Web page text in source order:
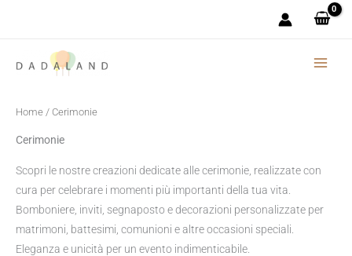
Home / Cerimonie
Cerimonie
Scopri le nostre creazioni dedicate alle cerimonie, realizzate con
cura per celebrare i momenti più importanti della tua vita.
Bomboniere, inviti, segnaposto e decorazioni personalizzate per
matrimoni, battesimi, comunioni e altre occasioni speciali.
Eleganza e unicità per un evento indimenticabile.